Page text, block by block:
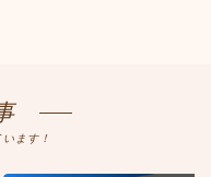
ます！